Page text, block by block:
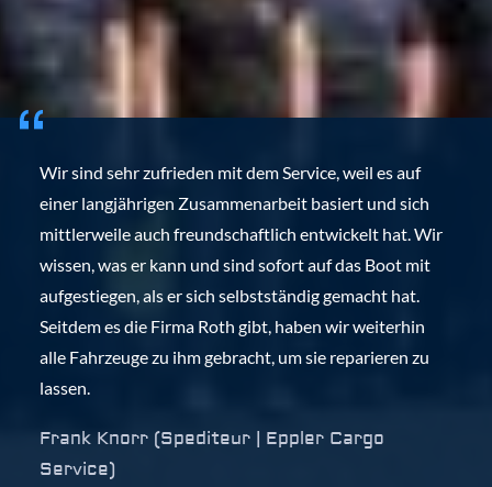
Wir sind sehr zufrieden mit dem Service, weil es auf
einer langjährigen Zusammenarbeit basiert und sich
mittlerweile auch freundschaftlich entwickelt hat. Wir
wissen, was er kann und sind sofort auf das Boot mit
aufgestiegen, als er sich selbstständig gemacht hat.
Seitdem es die Firma Roth gibt, haben wir weiterhin
alle Fahrzeuge zu ihm gebracht, um sie reparieren zu
lassen.
Frank Knorr (Spediteur | Eppler Cargo
Service)